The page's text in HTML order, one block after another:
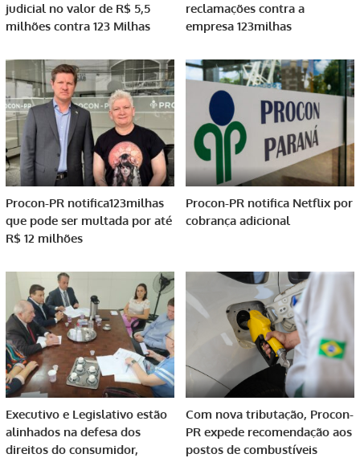
judicial no valor de R$ 5,5
milhões contra 123 Milhas
reclamações contra a
empresa 123milhas
Procon-PR notifica123milhas
que pode ser multada por até
R$ 12 milhões
Procon-PR notifica Netflix por
cobrança adicional
Executivo e Legislativo estão
alinhados na defesa dos
direitos do consumidor,
Com nova tributação, Procon-
PR expede recomendação aos
postos de combustíveis